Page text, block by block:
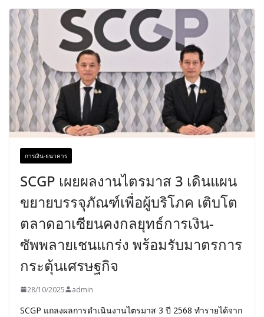
การเงิน-ธนาคาร
SCGP เผยผลงานไตรมาส 3 เดินแผน
ขยายบรรจุภัณฑ์เพื่อผู้บริโภค เติบโต
ตลาดอาเซียนคงกลยุทธ์การเงิน-
ซัพพลายเชนแกร่ง พร้อมรับมาตรการ
กระตุ้นเศรษฐกิจ
28/10/2025 admin
SCGP แถลงผลการดำเนินงานไตรมาส 3 ปี 2568 ทำรายได้จาก